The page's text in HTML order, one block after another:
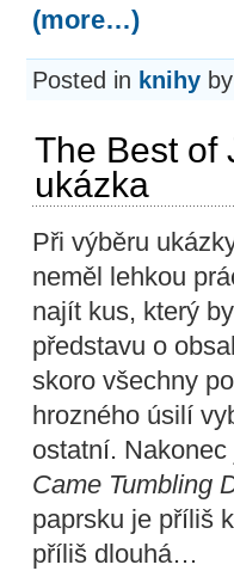
(more…)
Posted in knihy by
The Best of
ukázka
Při výběru
neměl lehkou
najít kus, který
představu o
skoro všechny
hrozného úsilí
ostatní.
Came Tumbling
paprsku je příliš
příliš dlouhá…